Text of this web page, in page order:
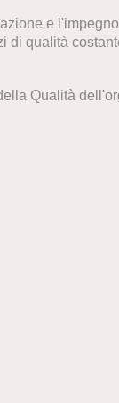
e
qualità
Qualità